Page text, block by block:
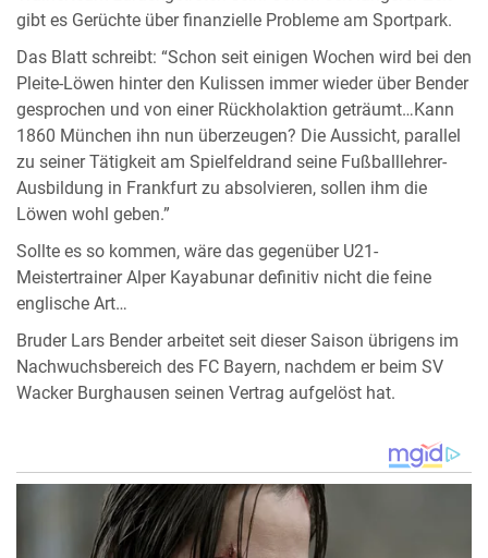
gibt es Gerüchte über finanzielle Probleme am Sportpark.
Das Blatt schreibt: “Schon seit einigen Wochen wird bei den
Pleite-Löwen hinter den Kulissen immer wieder über Bender
gesprochen und von einer Rückholaktion geträumt…Kann
1860 München ihn nun überzeugen? Die Aussicht, parallel
zu seiner Tätigkeit am Spielfeldrand seine Fußballlehrer-
Ausbildung in Frankfurt zu absolvieren, sollen ihm die
Löwen wohl geben.”
Sollte es so kommen, wäre das gegenüber U21-
Meistertrainer Alper Kayabunar definitiv nicht die feine
englische Art…
Bruder Lars Bender arbeitet seit dieser Saison übrigens im
Nachwuchsbereich des FC Bayern, nachdem er beim SV
Wacker Burghausen seinen Vertrag aufgelöst hat.